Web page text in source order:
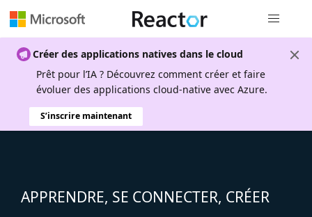
Créer des applications natives dans le cloud
Prêt pour l’IA ? Découvrez comment créer et faire
évoluer des applications cloud-native avec Azure.
S’inscrire maintenant
APPRENDRE, SE CONNECTER, CRÉER